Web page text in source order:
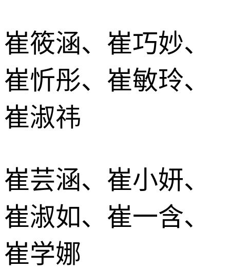
崔筱涵、崔巧妙、
崔忻彤、崔敏玲、
崔淑祎
崔芸涵、崔小妍、
崔淑如、崔一含、
崔学娜